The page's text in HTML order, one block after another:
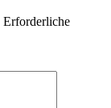
Erforderliche